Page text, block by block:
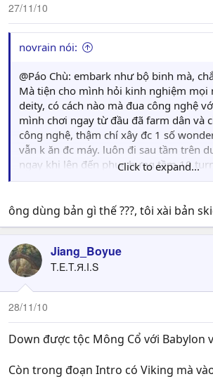
27/11/10
novrain nói:
@Páo Chù: embark như bộ binh mà,
Mà tiện cho mình hỏi kinh nghiệm mọi
deity, có cách nào mà đua công nghệ
mình chơi ngay từ đầu đã farm dân và
công nghệ, thậm chí xây đc 1 số
vẫn k ăn đc máy. luôn đi sau tầm trên
ngay khi lên đến phục hưng tầm 10
quân sang thịt đè người ngay
Click to expand...
ông dùng bản gì thế ???, tôi xài bản
Jiang_Boyue
T.E.T.Я.I.S
28/11/10
Down được tộc Mông Cổ với Babylon
Còn trong đoạn Intro có Viking mà